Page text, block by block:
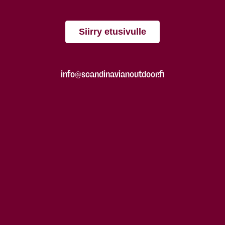
Siirry etusivulle
info@scandinavianoutdoor.fi